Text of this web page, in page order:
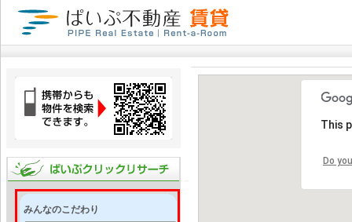
みんなのこだわり
This
Do